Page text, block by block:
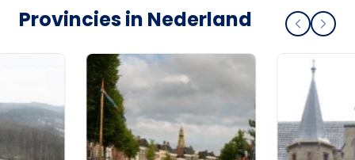
Provincies in Nederland